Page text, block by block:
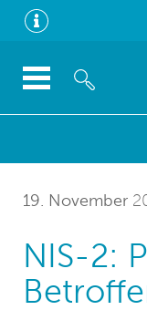
19. November
NIS-2: